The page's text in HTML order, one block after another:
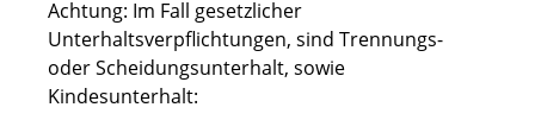
Achtung: Im Fall gesetzlicher
Unterhaltsverpflichtungen, sind Trennungs-
oder Scheidungsunterhalt, sowie
Kindesunterhalt: